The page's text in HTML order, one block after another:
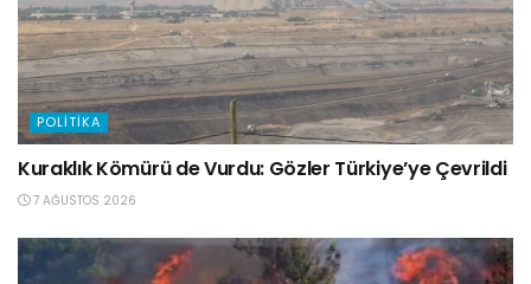
POLITIKA
Kuraklık Kömürü de Vurdu: Gözler Türkiye’ye Çevrildi
7 AĞUSTOS 2026